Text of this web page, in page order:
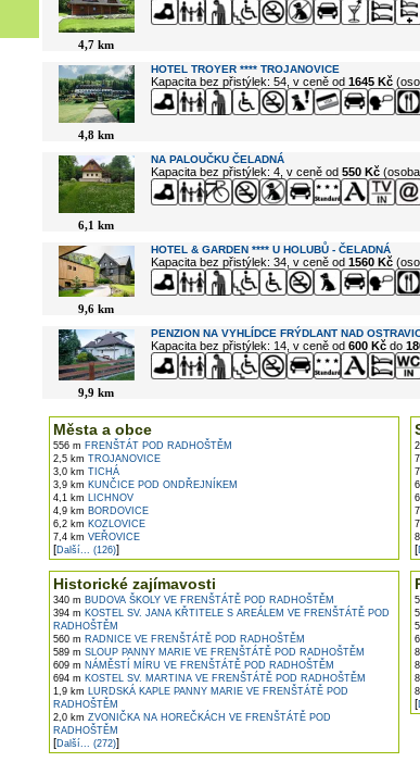
4,7 km
4,8 km
HOTEL TROYER **** TROJANOVICE
Kapacita bez přistýlek: 54, v ceně od 1645 Kč
6,1 km
NA PALOUČKU ČELADNÁ
Kapacita bez přistýlek: 4, v ceně od 550 Kč
9,6 km
HOTEL & GARDEN **** U HOLUBŮ - ČELADNÁ
Kapacita bez přistýlek: 34, v ceně od 1560 Kč
9,9 km
PENZION NA VYHLÍDCE FRÝDLANT NAD
Kapacita bez přistýlek: 14, v ceně od 600 Kčdo
Města a obce
556 m FRENŠTÁT POD RADHOŠTĚM
2,5 km TROJANOVICE
3,0 km TICHÁ
3,9 km KUNČICE POD ONDŘEJNÍKEM
4,1 km LICHNOV
4,9 km BORDOVICE
6,2 km KOZLOVICE
7,4 km VEŘOVICE
[Další... (126)] [
Historické zajímavosti
340 m BUDOVA ŠKOLY VE FRENŠTÁTĚ POD RADHOŠTĚM
394 m KOSTEL SV. JANA KŘTITELE S AREÁLEM VE FRENŠTÁTĚ POD
RADHOŠTĚM
560 m RADNICE VE FRENŠTÁTĚ POD RADHOŠTĚM
589 m SLOUP PANNY MARIE VE FRENŠTÁTĚ POD RADHOŠTĚM
609 m NÁMĚSTÍ MÍRU VE FRENŠTÁTĚ POD RADHOŠTĚM
694 m KOSTEL SV. MARTINA VE FRENŠTÁTĚ POD RADHOŠTĚM
1,9 km LURDSKÁ KAPLE PANNY MARIE VE FRENŠTÁTĚ POD
RADHOŠTĚM
2,0 km ZVONIČKA NA HOREČKÁCH VE FRENŠTÁTĚ POD
RADHOŠTĚM
[Další... (272)]
[